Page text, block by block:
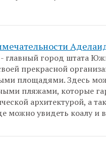
главный город штата
прекрасной
площадями. Здесь
пляжами, которые
архитектурой, а
можно увидеть коалу и